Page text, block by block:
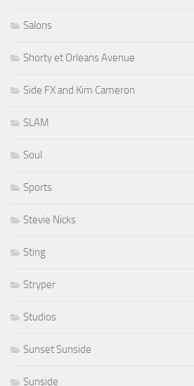
Salons
Shorty et Orleans Avenue
Side FX and Kim Cameron
SLAM
Soul
Sports
Stevie Nicks
Sting
Stryper
Studios
Sunset Sunside
Sunside